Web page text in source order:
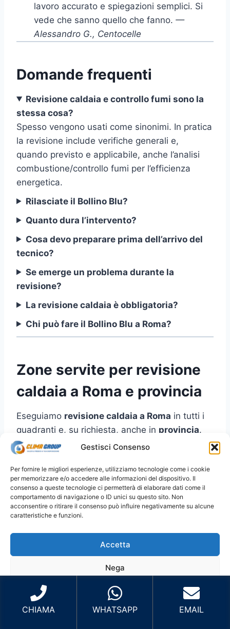
Gestisci Consenso
Per fornire le migliori esperienze, utilizziamo tecnologie come i cookie
per memorizzare e/o accedere alle informazioni del dispositivo. Il
consenso a queste tecnologie ci permetterà di elaborare dati come il
comportamento di navigazione o ID unici su questo sito. Non
acconsentire o ritirare il consenso può influire negativamente su alcune
caratteristiche e funzioni.
Accetta
Nega
Visualizza le preferenze
Cookie PolicyPrivacy Policy
lavoro accurato e spiegazioni semplici. Si
vede che sanno quello che fanno. —
Alessandro G., Centocelle
Domande frequenti
Revisione caldaia e controllo fumi sono la
stessa cosa?
Spesso vengono usati come sinonimi. In pratica
la revisione include verifiche generali e,
quando previsto e applicabile, anche l’analisi
combustione/controllo fumi per l’efficienza
energetica.
Rilasciate il Bollino Blu?
Quanto dura l’intervento?
Cosa devo preparare prima dell’arrivo del
tecnico?
Se emerge un problema durante la
revisione?
La revisione caldaia è obbligatoria?
Chi può fare il Bollino Blu a Roma?
Zone servite per revisione
caldaia a Roma e provincia
Eseguiamo revisione caldaia a Roma in tutti i
quadranti e, su richiesta, anche in provincia.
Per prenotare più velocemente, indica
zona/quartiere
Roma Centro: Centro Storico, Prati,
Trastevere, Aventino, San Giovanni e zone
limitrofe.
Flaminio, Fleming, Monte Mario e zone
limitrofe.
: Tiburtina, Prenestina,
Tuscolana, Centocelle, Cinecittà, Tor
Vergata e zone limitrofe.
Roma Sud
: EUR, Ostiense, Garbatella,
CHIAMA WHATSAPP EMAIL